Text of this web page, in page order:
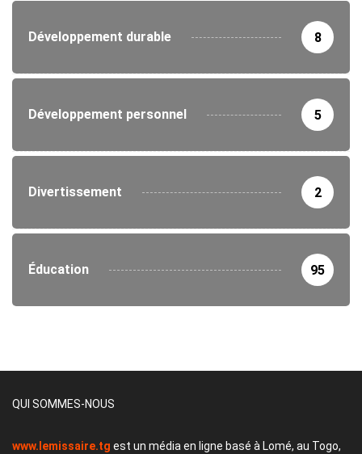
Développement durable 8
Développement personnel 5
Divertissement 2
Éducation 95
QUI SOMMES-NOUS
www.lemissaire.tg est un média en ligne basé à Lomé, au Togo,